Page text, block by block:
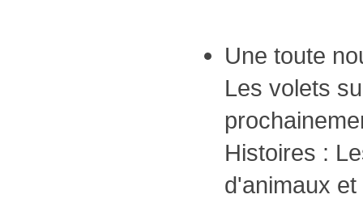
Une toute
Les volets
Histoires :
d'animaux